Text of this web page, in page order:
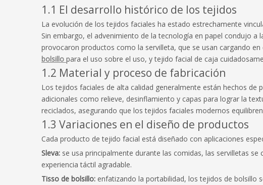
1.1 El desarrollo histórico de los tejidos
La evolución de los tejidos faciales ha estado estrechamente
Sin embargo, el advenimiento de la tecnología en papel condujo a
provocaron productos como la servilleta, que se usan cargando
bolsillo para el uso sobre el uso, y tejido facial de caja
1.2 Material y proceso de fabricación
Los tejidos faciales de alta calidad generalmente están hechos de
adicionales como relieve, desinflamiento y capas para lograr la
reciclados, asegurando que los tejidos faciales modernos
1.3 Variaciones en el diseño de productos
Cada producto de tejido facial está diseñado con aplicaciones
Sleva: se usa principalmente durante las comidas, las servilletas
experiencia táctil agradable.
Tisso de bolsillo: enfatizando la portabilidad, los tejidos de bolsillo